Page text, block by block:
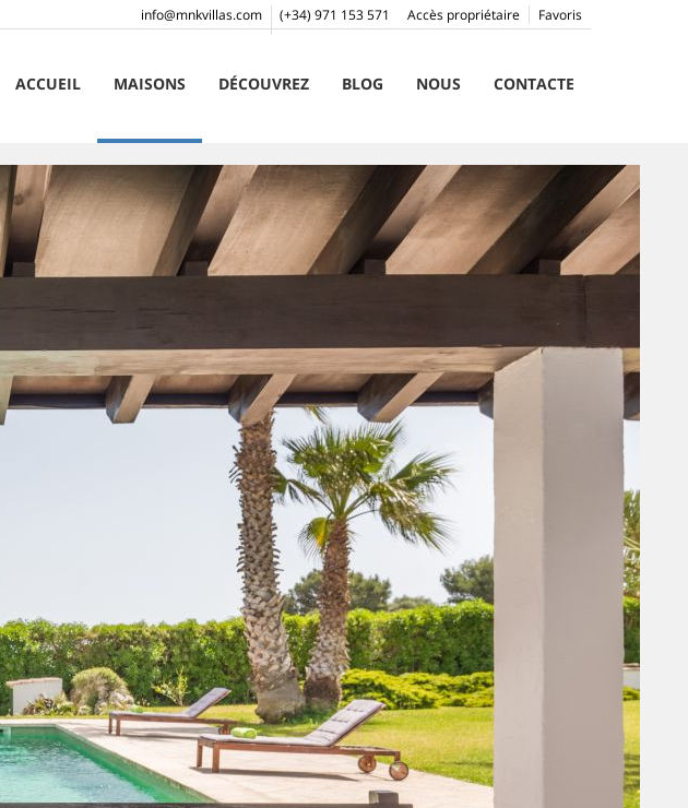
Favoris
Accès propriétaire
(+34) 971 153 571
info@mnkvillas.com
ACCUEIL MAISONS DÉCOUVREZ BLOG NOUS CONTACTE